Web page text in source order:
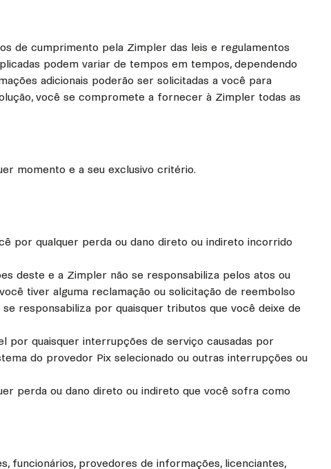
de cumprimento pela Zimpler das leis e regulamentos
podem variar de tempos em tempos, dependendo
adicionais poderão ser solicitadas a você para
você se compromete a fornecer à Zimpler todas as
momento e a seu exclusivo critério.
por qualquer perda ou dano direto ou indireto incorrido
deste e a Zimpler não se responsabiliza pelos atos ou
tiver alguma reclamação ou solicitação de reembolso
responsabiliza por quaisquer tributos que você deixe de
por quaisquer interrupções de serviço causadas por
do provedor Pix selecionado ou outras interrupções ou
perda ou dano direto ou indireto que você sofra como
funcionários, provedores de informações, licenciantes,